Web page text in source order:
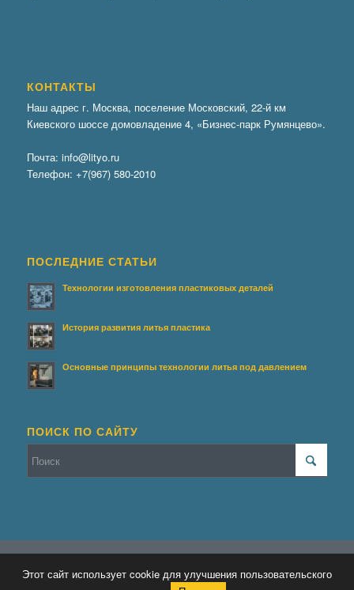
КОНТАКТЫ
Наш адрес г. Москва, поселение Московский, 22-й км
Киевского шоссе домовладение 4, «Бизнес-парк Румянцево».
Почта: info@lityo.ru
Телефон: +7(967) 580-2010
ПОСЛЕДНИЕ СТАТЬИ
Технологии изготовления пластиковых деталей
История развития литья пластика
Основные принципы технологии литья под давлением
ПОИСК ПО САЙТУ
Theme by Kriesi
Этот сайт использует cookie для улучшения пользовательского